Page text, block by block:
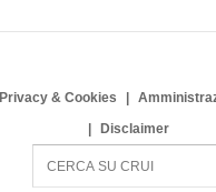
Privacy & Cookies
Disclaimer